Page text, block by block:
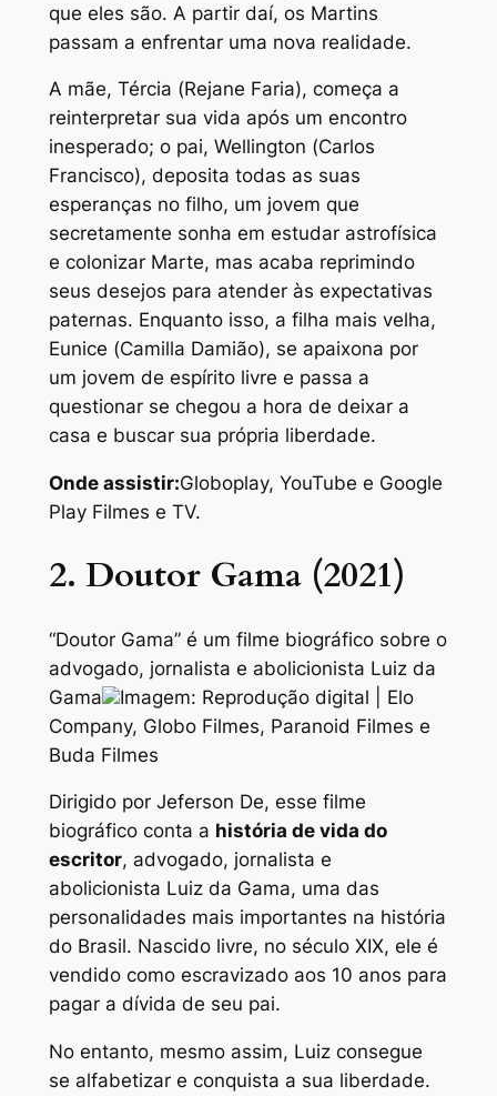
que eles são. A partir daí, os Martins
passam a enfrentar uma nova realidade.
A mãe, Tércia (Rejane Faria), começa a
reinterpretar sua vida após um encontro
inesperado; o pai, Wellington (Carlos
Francisco), deposita todas as suas
esperanças no filho, um jovem que
secretamente sonha em estudar astrofísica
e colonizar Marte, mas acaba reprimindo
seus desejos para atender às expectativas
paternas. Enquanto isso, a filha mais velha,
Eunice (Camilla Damião), se apaixona por
um jovem de espírito livre e passa a
questionar se chegou a hora de deixar a
casa e buscar sua própria liberdade.
Onde assistir:Globoplay, YouTube e Google
Play Filmes e TV.
2. Doutor Gama (2021)
“Doutor Gama” é um filme biográfico sobre o
advogado, jornalista e abolicionista Luiz da
Gama
Imagem: Reprodução digital | Elo
Company, Globo Filmes, Paranoid Filmes e
Buda Filmes
Dirigido por Jeferson De, esse filme
biográfico conta a história de vida do
escritor, advogado, jornalista e
abolicionista Luiz da Gama, uma das
personalidades mais importantes na história
do Brasil. Nascido livre, no século XIX, ele é
vendido como escravizado aos 10 anos para
pagar a dívida de seu pai.
No entanto, mesmo assim, Luiz consegue
se alfabetizar e conquista a sua liberdade.